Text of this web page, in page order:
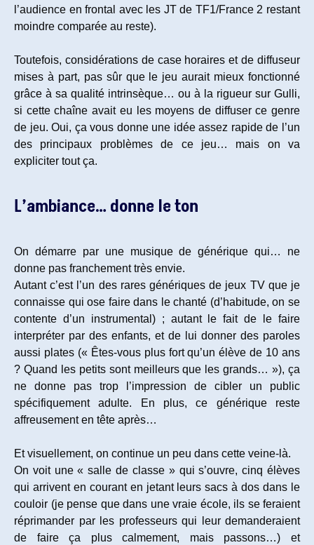
l’audience en frontal avec les JT de TF1/France 2 restant
moindre comparée au reste).
Toutefois, considérations de case horaires et de diffuseur
mises à part, pas sûr que le jeu aurait mieux fonctionné
grâce à sa qualité intrinsèque… ou à la rigueur sur Gulli,
si cette chaîne avait eu les moyens de diffuser ce genre
de jeu. Oui, ça vous donne une idée assez rapide de l’un
des principaux problèmes de ce jeu… mais on va
expliciter tout ça.
L’ambiance… donne le ton
On démarre par une musique de générique qui… ne
donne pas franchement très envie.
Autant c’est l’un des rares génériques de jeux TV que je
connaisse qui ose faire dans le chanté (d’habitude, on se
contente d’un instrumental) ; autant le fait de le faire
interpréter par des enfants, et de lui donner des paroles
aussi plates (« Êtes-vous plus fort qu’un élève de 10 ans
? Quand les petits sont meilleurs que les grands… »), ça
ne donne pas trop l’impression de cibler un public
spécifiquement adulte. En plus, ce générique reste
affreusement en tête après…
Et visuellement, on continue un peu dans cette veine-là.
On voit une « salle de classe » qui s’ouvre, cinq élèves
qui arrivent en courant en jetant leurs sacs à dos dans le
couloir (je pense que dans une vraie école, ils se feraient
réprimander par les professeurs qui leur demanderaient
de faire ça plus calmement, mais passons…) et